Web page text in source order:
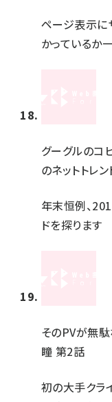
ページ表示に
かっているか
グーグルのコ
のネットトレ
年末恒例、
ドを探ります
そのPVが無駄
瞳 第2話
初の大手クラ